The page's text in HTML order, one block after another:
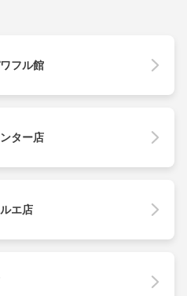
フル館
ター店
エ店